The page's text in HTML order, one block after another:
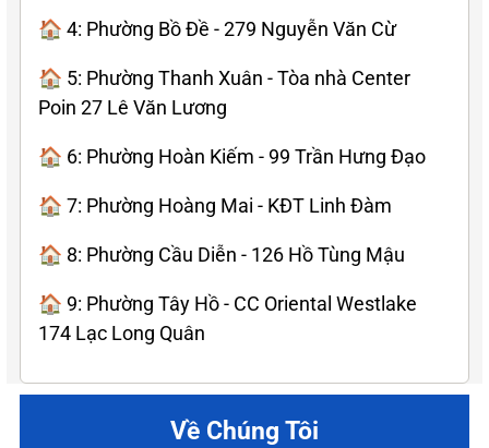
🏠 4: Phường Bồ Đề - 279 Nguyễn Văn Cừ
🏠 5: Phường Thanh Xuân - Tòa nhà Center
Poin 27 Lê Văn Lương
🏠 6: Phường Hoàn Kiếm - 99 Trần Hưng Đạo
🏠 7: Phường Hoàng Mai - KĐT Linh Đàm
🏠 8: Phường Cầu Diễn - 126 Hồ Tùng Mậu
🏠 9: Phường Tây Hồ - CC Oriental Westlake
174 Lạc Long Quân
Về Chúng Tôi